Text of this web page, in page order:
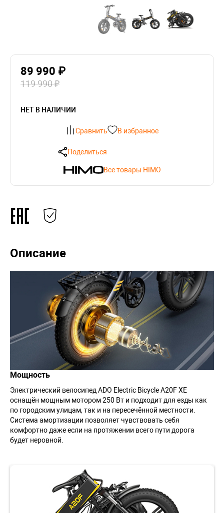
89 990 ₽
119 990 ₽
НЕТ В НАЛИЧИИ
Сравнить В избранное
Поделиться
Все товары HIMO
Описание
Мощность
Электрический велосипед ADO Electric Bicycle A20F XE
оснащён мощным мотором 250 Вт и подходит для езды как
по городским улицам, так и на пересечённой местности.
Система амортизации позволяет чувствовать себя
комфортно даже если на протяжении всего пути дорога
будет неровной.